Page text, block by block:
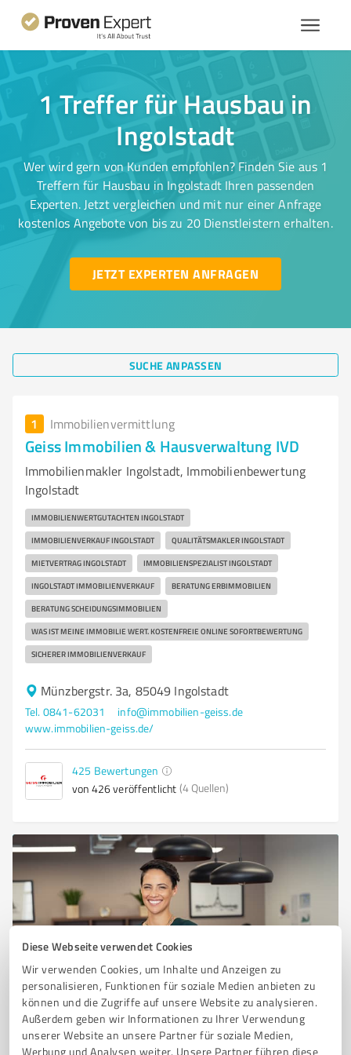
Diese Webseite verwendet Cookies
Wir verwenden Cookies, um Inhalte und Anzeigen zu
personalisieren, Funktionen für soziale Medien anbieten zu
können und die Zugriffe auf unsere Website zu analysieren.
Außerdem geben wir Informationen zu Ihrer Verwendung
unserer Website an unsere Partner für soziale Medien,
Werbung und Analysen weiter. Unsere Partner führen diese
1 Treffer für Hausbau in
Ingolstadt
Wer wird gern von Kunden empfohlen? Finden Sie aus 1
Treffern für Hausbau in Ingolstadt Ihren passenden
Experten. Jetzt vergleichen und mit nur einer Anfrage
kostenlos Angebote von bis zu 20 Dienstleistern erhalten.
JETZT EXPERTEN ANFRAGEN
SUCHE ANPASSEN
1 Immobilienvermittlung
Geiss Immobilien & Hausverwaltung IVD
Immobilienmakler Ingolstadt, Immobilienbewertung
Ingolstadt
IMMOBILIENWERTGUTACHTEN INGOLSTADT
IMMOBILIENVERKAUF INGOLSTADT QUALITÄTSMAKLER INGOLSTADT
MIETVERTRAG INGOLSTADT IMMOBILIENSPEZIALIST INGOLSTADT
INGOLSTADT IMMOBILIENVERKAUF BERATUNG ERBIMMOBILIEN
BERATUNG SCHEIDUNGSIMMOBILIEN
WAS IST MEINE IMMOBILIE WERT. KOSTENFREIE ONLINE SOFORTBEWERTUNG
SICHERER IMMOBILIENVERKAUF
Münzbergstr. 3a, 85049 Ingolstadt
Tel. 0841-62031
info@immobilien-geiss.de
www.immobilien-geiss.de/
425 Bewertungen
von 426 veröffentlicht (4 Quellen)
Sie möchten auch hier gelistet werden?
Registrieren Sie sich jetzt und werden Sie ein von
Kunden empfohlener ProvenExpert!